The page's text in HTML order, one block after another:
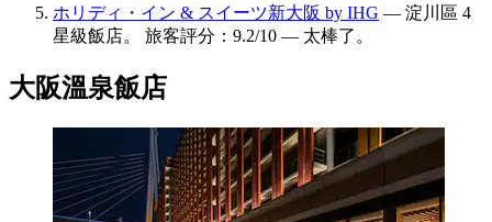
ホリディ・イン & スイーツ新大阪 by IHG — 淀川區 4
星級飯店。 旅客評分：9.2/10 — 太棒了。
大阪溫泉飯店